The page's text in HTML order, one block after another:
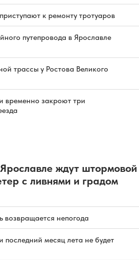
к ремонту тротуаров
путепровода в Ярославле
трассы у Ростова Великого
временно закроют три
ждут штормовой
с ливнями и градом
возвращается непогода
последний месяц лета не будет